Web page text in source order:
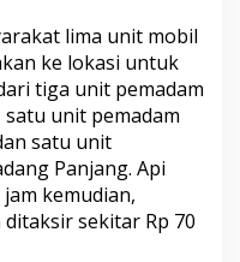
lima unit mobil
ke lokasi untuk
tiga unit pemadam
unit pemadam
satu unit
Panjang. Api
kemudian,
sekitar Rp 70